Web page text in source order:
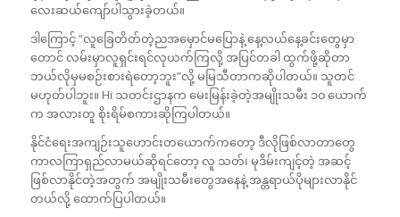
လေးဆယ်ကျော်ပါသွားခဲ့တယ်။
ဒါကြောင့် “လူခြေတိတ်တဲ့ညအမှောင်မပြောနဲ့ နေ့လယ်နေ့ခင်းတွေမှာ
တောင် လမ်းမှာလူရှင်းရင်လုယက်ကြလို့ အပြင်တခါ ထွက်ဖို့ဆိုတာ
ဘယ်လိုမှမစဉ်းစားရဲတော့ဘူး”လို့ မမြသီတာကဆိုပါတယ်။ သူတင်
မဟုတ်ပါဘူး။ Hi သတင်းဌာနက မေးမြန်းခဲ့တဲ့အမျိုးသမီး ၁၀ ယောက်
က အလားတူ စိုးရိမ်စကားဆိုကြပါတယ်။
နိုင်ငံရေးအကျဉ်းသူဟောင်းတယောက်ကတော့ ဒီလိုဖြစ်လာတာတွေ
ကာလကြာရှည်လာမယ်ဆိုရင်တော့ လူ သတ်၊ မုဒိမ်းကျင့်တဲ့ အဆင့်
ဖြစ်လာနိုင်တဲ့အတွက် အမျိုးသမီးတွေအနေနဲ့ အန္တရာယ်ပိုများလာနိုင်
တယ်လို့ ထောက်ပြပါတယ်။